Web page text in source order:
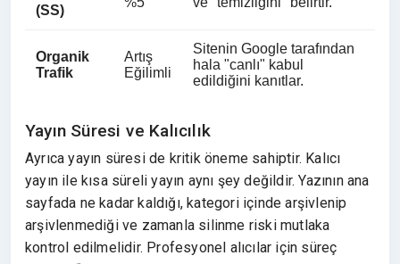
(SS)
Organik
Trafik
Artış
Eğilimli
Sitenin Google tarafından
hala "canlı" kabul
edildiğini kanıtlar.
Yayın Süresi ve Kalıcılık
Ayrıca yayın süresi de kritik öneme sahiptir. Kalıcı
yayın ile kısa süreli yayın aynı şey değildir. Yazının ana
sayfada ne kadar kaldığı, kategori içinde arşivlenip
arşivlenmediği ve zamanla silinme riski mutlaka
kontrol edilmelidir. Profesyonel alıcılar için süreç